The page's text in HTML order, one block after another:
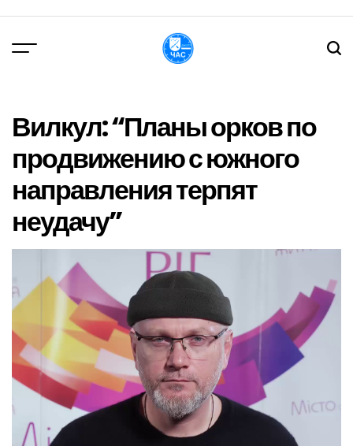
вмісту
Вилкул: “Планы орков по
продвижению с южного
направления терпят
неудачу”